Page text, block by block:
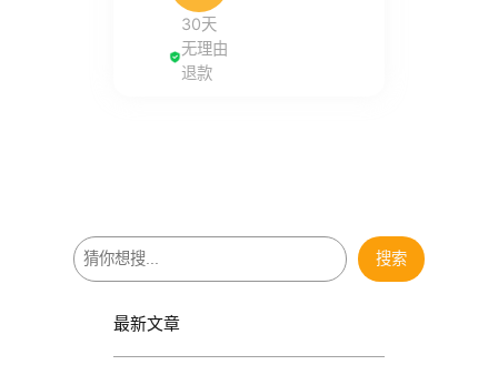
30天
无理由
退款
搜
索
搜索
最新文章